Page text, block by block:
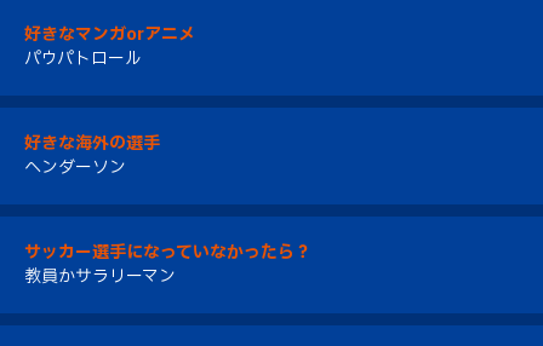
好きなマンガorアニメ
パウパトロール
好きな海外の選手
ヘンダーソン
サッカー選手になっていなかったら？
教員かサラリーマン